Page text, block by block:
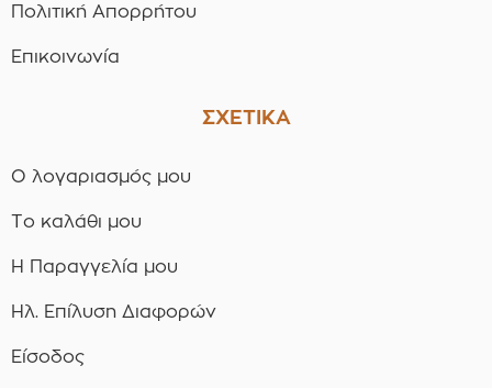
Πολιτική Απορρήτου
Επικοινωνία
ΣΧΕΤΙΚΑ
Ο λογαριασμός μου
Το καλάθι μου
Η Παραγγελία μου
Ηλ. Επίλυση Διαφορών
Είσοδος